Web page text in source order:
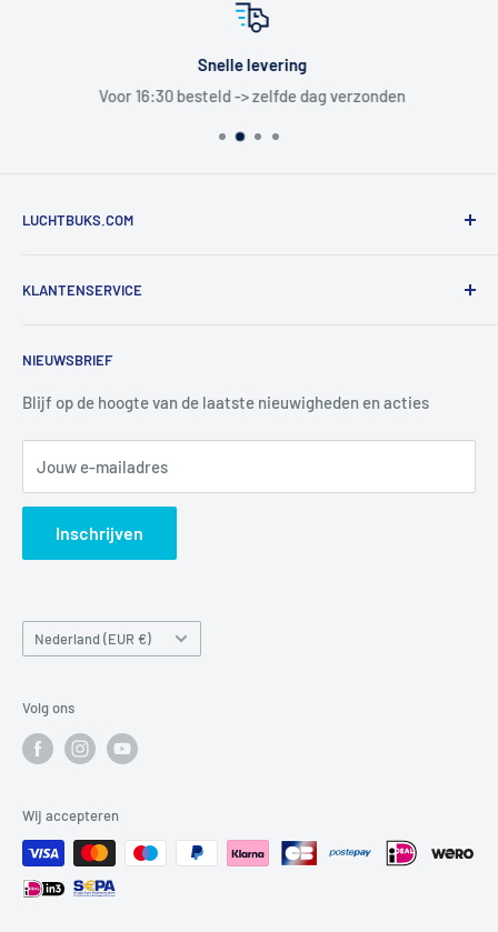
Snelle levering
Voor 16:30 besteld -> zelfde dag verzonden
LUCHTBUKS.COM
Utrechtlaan 9
Tel:+31 6 345 30 448
Mail:info@luchtbuks.com
KLANTENSERVICE
Informatie
Privacybeleid
Retour / terugbetaling
Verzendbeleid
Search
NIEUWSBRIEF
Blijf op de hoogte van de laatste nieuwigheden en acties
Jouw e-mailadres
Inschrijven
Land/regio
Nederland (EUR €)
Volg ons
Wij accepteren